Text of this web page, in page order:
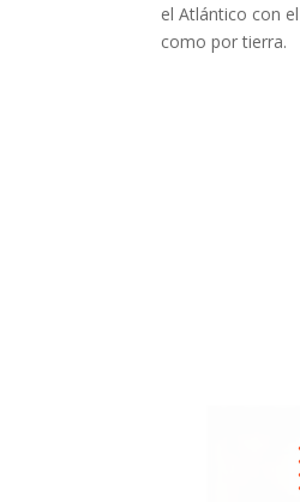
el Atlántico con
como por tierra.